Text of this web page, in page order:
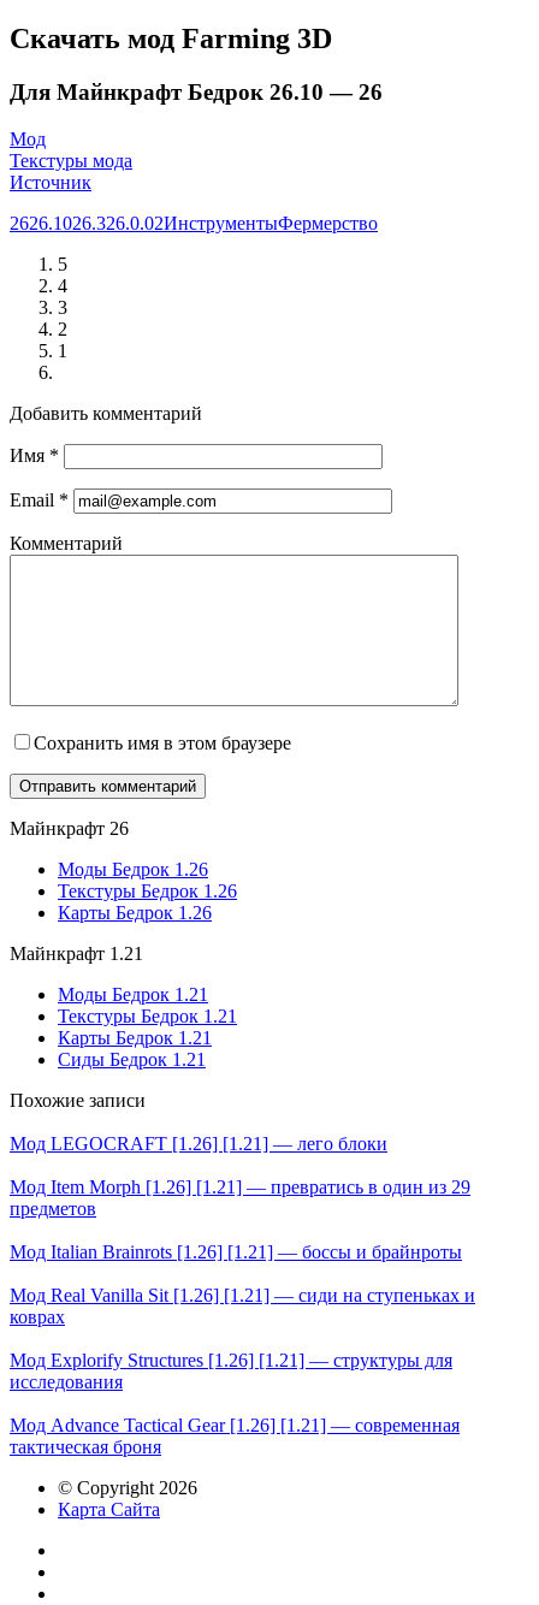
Скачать мод Farming 3D
Для Майнкрафт Бедрок 26.10 — 26
Мод
Текстуры мода
Источник
2626.1026.326.0.02ИнструментыФермерство
5
4
3
2
1
Добавить комментарий
Имя *
Email *
Комментарий
Сохранить имя в этом браузере
Майнкрафт 26
Моды Бедрок 1.26
Текстуры Бедрок 1.26
Карты Бедрок 1.26
Майнкрафт 1.21
Моды Бедрок 1.21
Текстуры Бедрок 1.21
Карты Бедрок 1.21
Сиды Бедрок 1.21
Похожие записи
Мод LEGOCRAFT [1.26] [1.21] — лего блоки
Мод Item Morph [1.26] [1.21] — превратись в один из 29
предметов
Мод Italian Brainrots [1.26] [1.21] — боссы и брайнроты
Мод Real Vanilla Sit [1.26] [1.21] — сиди на ступеньках и
коврах
Мод Explorify Structures [1.26] [1.21] — структуры для
исследования
Мод Advance Tactical Gear [1.26] [1.21] — современная
тактическая броня
© Copyright 2026
Карта Сайта